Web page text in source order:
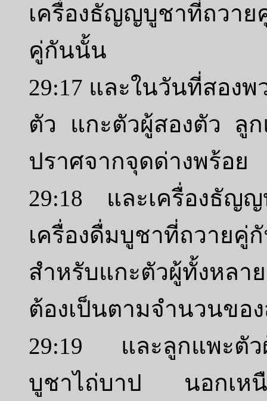
เครื่องธัญญบูชาที่ถวาย
คู่กันนั้น
29:17 และในวันที่สอง
ตัว แกะตัวผู้สองตัว ลู
ปราศจากจุดด่างพร้อย
29:18 และเครื่องธัญ
เครื่องดื่มบูชาที่ถวา
สำหรับแกะตัวผู้ทั้งหล
ต้องเป็นตามจำนวนข
29:19 และลูกแพะตัวผู้
บูชาไถ่บาป นอกเหนือ